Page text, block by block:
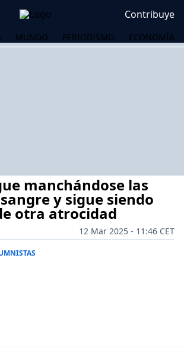
Contribuye
MUNDO PERIODISMO ECONOMÍA
manchándose las
y sigue siendo
otra atrocidad
12 Mar 2025 - 11:46 CET